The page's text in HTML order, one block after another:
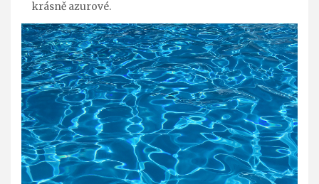
krásně azurové.